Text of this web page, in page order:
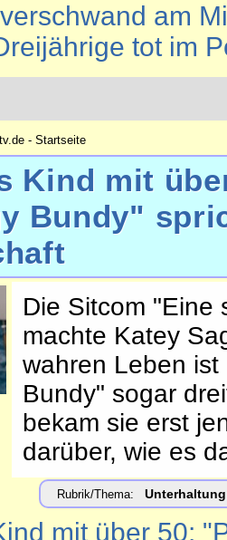
am
tot im
- Startseite
Kind mit
Bundy"
Die Sitcom "Eine
machte Katey
wahren Leben
Bundy" sogar
bekam sie erst
darüber, wie es
Rubrik/Thema: Unterhaltung
mit über 50: